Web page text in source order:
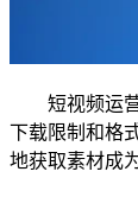
短视频运
下载限制和格
地获取素材成